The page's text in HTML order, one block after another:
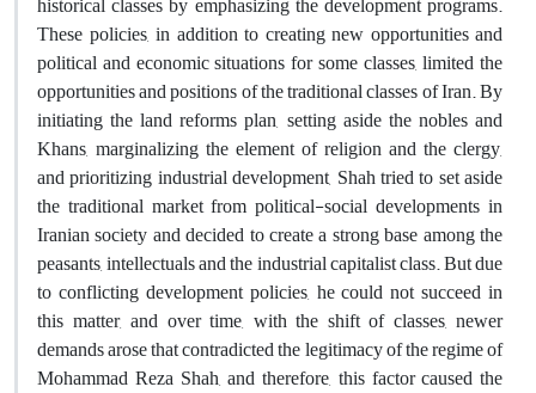
These policies, in addition to creating new opportunities and
political and economic situations for some classes, limited the
opportunities and positions of the traditional classes of Iran. By
initiating the land reforms plan, setting aside the nobles and
Khans, marginalizing the element of religion and the clergy,
and prioritizing industrial development, Shah tried to set aside
the traditional market from political-social developments in
Iranian society and decided to create a strong base among the
peasants, intellectuals and the industrial capitalist class. But due
to conflicting development policies, he could not succeed in
this matter, and over time, with the shift of classes, newer
demands arose that contradicted the legitimacy of the regime of
Mohammad Reza Shah, and therefore, this factor caused the